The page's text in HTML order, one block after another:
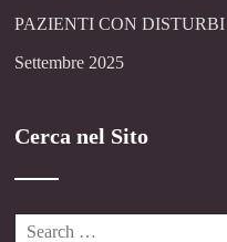
PAZIENTI CON
Settembre 2025
Cerca nel Sito